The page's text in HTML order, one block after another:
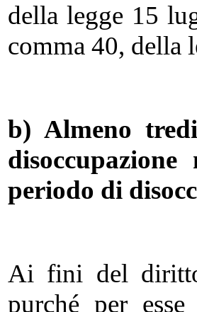
della legge 15
comma 40, della
b) Almeno
periodo di
Ai fini del
purché per